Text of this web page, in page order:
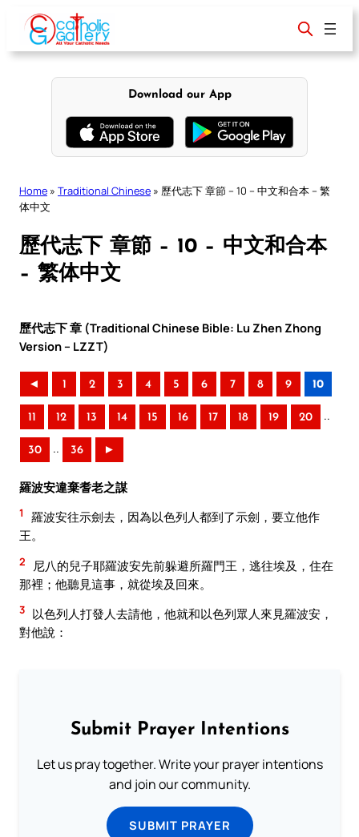
content
Download our App
Home » Traditional Chinese » 歷代志下 章節 – 10 – 中文和合本 – 繁
体中文
歷代志下 章節 – 10 – 中文和合本
– 繁体中文
歷代志下 章 (Traditional Chinese Bible: Lu Zhen Zhong
Version – LZZT)
◄ 1 2 3 4 5 6 7 8 9 10
11 12 13 14 15 16 17 18 19 20 ..
30 .. 36 ►
羅波安違棄耆老之謀
1
羅波安往示劍去，因為以色列人都到了示劍，要立他作
王。
2
尼八的兒子耶羅波安先前躲避所羅門王，逃往埃及，住在
那裡；他聽見這事，就從埃及回來。
3 以色列人打發人去請他，他就和以色列眾人來見羅波安，
對他說：
Submit Prayer Intentions
Let us pray together. Write your prayer intentions
and join our community.
SUBMIT PRAYER